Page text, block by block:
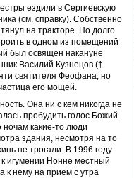
ездили в Сергиевскую
(см. справку). Собственно
на тракторе. Но долго
в одном из помещений
был освящен накануне
Василий Кузнецов (†
святителя Феофана, но
его мощей.
Она ни с кем никогда не
пробудить голос Божий
ночам какие-то люди
здания, несмотря на то
не трогали. В 1996 году
игумении Нонне местный
к нему на прием с утра